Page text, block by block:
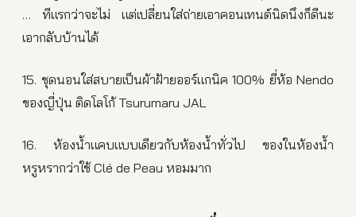
… ทีแรกว่าจะไม่ แต่เปลี่ยนใส่ถ่ายเอาคอนเทนต์นิดนึงก็ดีนะ
เอากลับบ้านได้
15. ชุดนอนใส่สบายเป็นผ้าฝ้ายออร์แกนิค 100% ยี่ห้อ Nendo
ของญี่ปุ่น ติดโลโก้ Tsurumaru JAL
16. ห้องน้ำแคบแบบเดียวกับห้องน้ำทั่วไป ของในห้องน้ำ
หรูหรากว่าใช้ Clé de Peau หอมมาก